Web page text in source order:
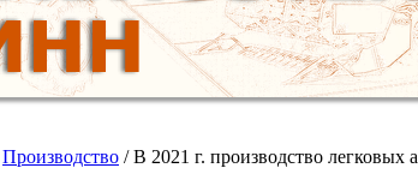
Производство /В 2021 г. производство легковых